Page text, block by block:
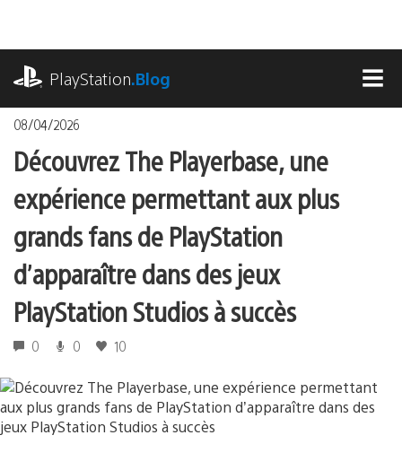
contenu
PlayStation.Blog
08/04/2026
Découvrez The Playerbase, une
expérience permettant aux plus
grands fans de PlayStation
d’apparaître dans des jeux
PlayStation Studios à succès
0 0 10